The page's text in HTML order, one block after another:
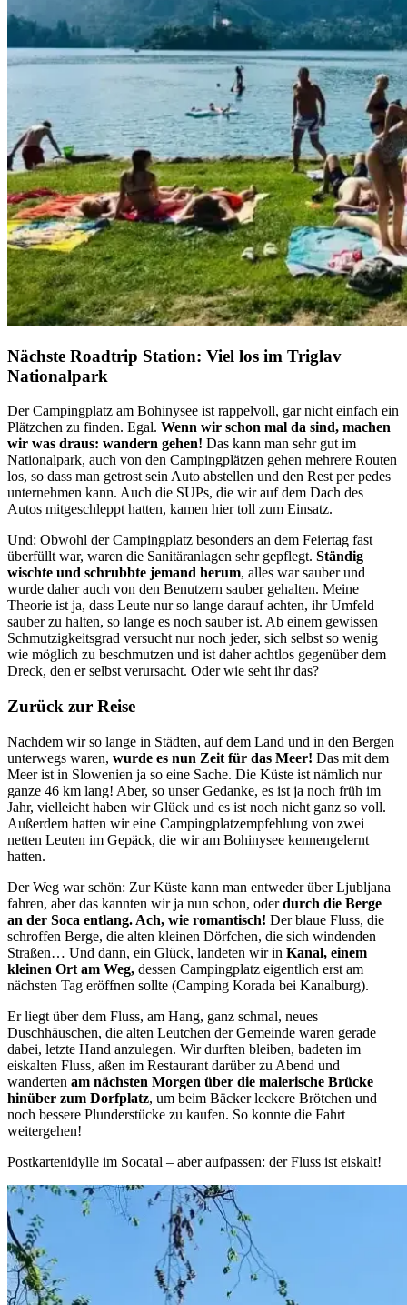
Nächste Roadtrip Station: Viel los im Triglav
Nationalpark
Der Campingplatz am Bohinysee ist rappelvoll, gar nicht einfach ein
Plätzchen zu finden. Egal. Wenn wir schon mal da sind, machen
wir was draus: wandern gehen! Das kann man sehr gut im
Nationalpark, auch von den Campingplätzen gehen mehrere Routen
los, so dass man getrost sein Auto abstellen und den Rest per pedes
unternehmen kann. Auch die SUPs, die wir auf dem Dach des
Autos mitgeschleppt hatten, kamen hier toll zum Einsatz.
Und: Obwohl der Campingplatz besonders an dem Feiertag fast
überfüllt war, waren die Sanitäranlagen sehr gepflegt. Ständig
wischte und schrubbte jemand herum, alles war sauber und
wurde daher auch von den Benutzern sauber gehalten. Meine
Theorie ist ja, dass Leute nur so lange darauf achten, ihr Umfeld
sauber zu halten, so lange es noch sauber ist. Ab einem gewissen
Schmutzigkeitsgrad versucht nur noch jeder, sich selbst so wenig
wie möglich zu beschmutzen und ist daher achtlos gegenüber dem
Dreck, den er selbst verursacht. Oder wie seht ihr das?
Zurück zur Reise
Nachdem wir so lange in Städten, auf dem Land und in den Bergen
unterwegs waren, wurde es nun Zeit für das Meer! Das mit dem
Meer ist in Slowenien ja so eine Sache. Die Küste ist nämlich nur
ganze 46 km lang! Aber, so unser Gedanke, es ist ja noch früh im
Jahr, vielleicht haben wir Glück und es ist noch nicht ganz so voll.
Außerdem hatten wir eine Campingplatzempfehlung von zwei
netten Leuten im Gepäck, die wir am Bohinysee kennengelernt
hatten.
Der Weg war schön: Zur Küste kann man entweder über Ljubljana
fahren, aber das kannten wir ja nun schon, oderdurch die Berge
an der Soca entlang. Ach, wie romantisch! Der blaue Fluss, die
schroffen Berge, die alten kleinen Dörfchen, die sich windenden
Straßen… Und dann, ein Glück, landeten wir in Kanal, einem
kleinen Ort am Weg, dessen Campingplatz eigentlich erst am
nächsten Tag eröffnen sollte (Camping Korada bei Kanalburg).
Er liegt über dem Fluss, am Hang, ganz schmal, neues
Duschhäuschen, die alten Leutchen der Gemeinde waren gerade
dabei, letzte Hand anzulegen. Wir durften bleiben, badeten im
eiskalten Fluss, aßen im Restaurant darüber zu Abend und
wanderten am nächsten Morgen über die malerische Brücke
hinüber zum Dorfplatz, um beim Bäcker leckere Brötchen und
noch bessere Plunderstücke zu kaufen. So konnte die Fahrt
weitergehen!
Postkartenidylle im Socatal – aber aufpassen: der Fluss ist eiskalt!